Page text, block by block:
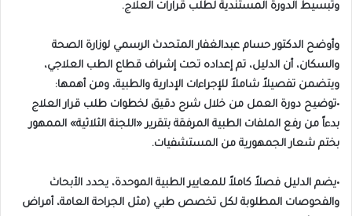
وتبسيط الدورة المستندية لطلب قرارات العلاج.
وأوضح الدكتور حسام عبدالغفار المتحدث الرسمي لوزارة الصحة
والسكان، أن الدليل، تم إعداده تحت إشراف قطاع الطب العلاجي،
ويتضمن تفصيلاً شاملاً للإجراءات الإدارية والطبية، ومن أهمها:
•توضيح دورة العمل من خلال شرح دقيق لخطوات طلب قرار العلاج
بدءاً من رفع الملفات الطبية المرفقة بتقرير «اللجنة الثلاثية» الممهور
بختم شعار الجمهورية من المستشفيات.
•يضم الدليل فصلاً كاملاً للمعايير الطبية الموحدة، يحدد الأبحاث
والفحوصات المطلوبة لكل تخصص طبي (مثل الجراحة العامة، أمراض